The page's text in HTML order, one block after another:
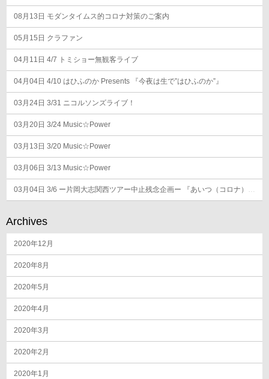
08月13日 モダンタイムス的コロナ対策のご案内
05月15日 クラファン
04月11日 4/7 トミショー無観客ライブ
04月04日 4/10 はひふのか Presents 『今夜は生で”はひふのか”』
03月24日 3/31 ニコルソンズライブ！
03月20日 3/24 Music☆Power
03月13日 3/20 Music☆Power
03月06日 3/13 Music☆Power
03月04日 3/6 ー片岡大志関西ツアー中止残念企画ー 『あいつ（コロナ）になんか負けへんで！京都編』
Archives
2020年12月
2020年8月
2020年5月
2020年4月
2020年3月
2020年2月
2020年1月